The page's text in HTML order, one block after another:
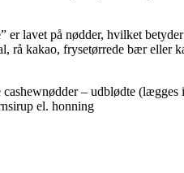
er lavet på nødder, hvilket
rå kakao, frysetørrede bær eller
cashewnødder – udblødte
el. honning